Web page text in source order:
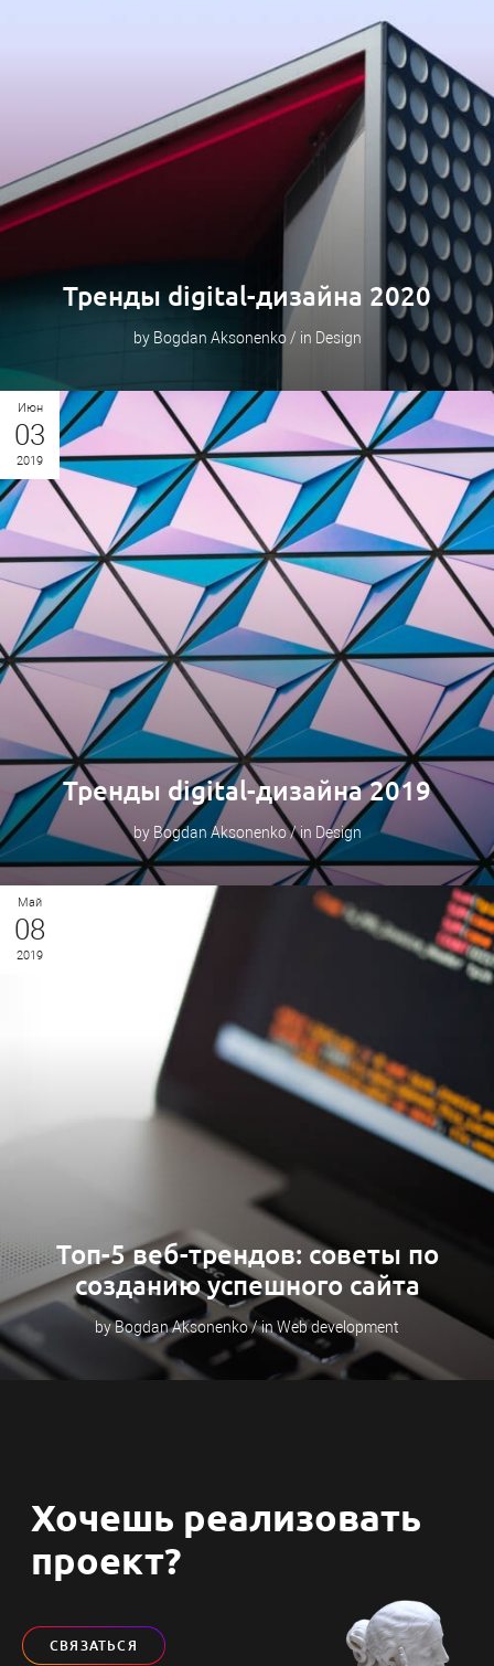
Тренды digital-дизайна 2020
by Bogdan Aksonenko / in Design
Июн
03
2019
Тренды digital-дизайна 2019
by Bogdan Aksonenko / in Design
Май
08
2019
Топ-5 веб-трендов: советы по
созданию успешного сайта
by Bogdan Aksonenko / in Web development
Хочешь реализовать
проект?
СВЯЗАТЬСЯ